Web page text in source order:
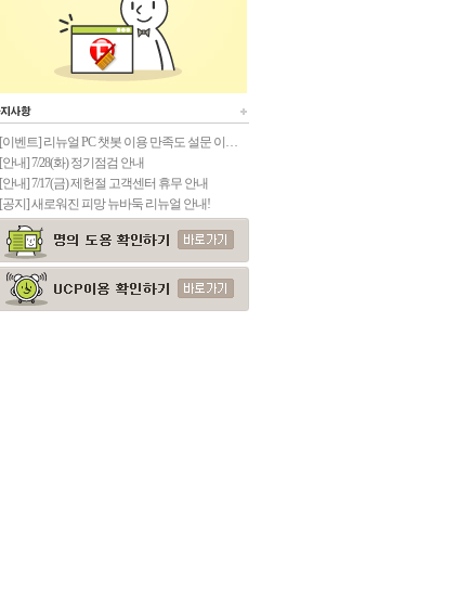
[이벤트] 리뉴얼 PC 챗봇 이용 만족도 설문 이벤트
[안내] 7/28(화) 정기점검 안내
[안내] 7/17(금) 제헌절 고객센터 휴무 안내
[공지] 새로워진 피망 뉴바둑 리뉴얼 안내!